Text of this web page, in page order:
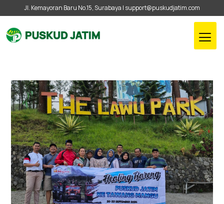
Jl. Kemayoran Baru No.15, Surabaya | support@puskudjatim.com